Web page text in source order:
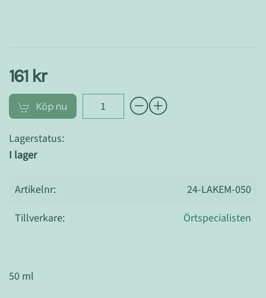
161 kr
Köp nu
Lagerstatus:
I lager
Artikelnr:
24-LAKEM-050
Tillverkare:
Örtspecialisten
50 ml